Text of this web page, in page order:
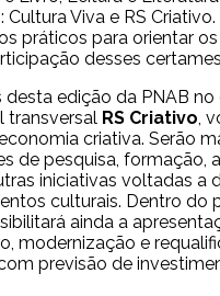
Cultura Viva e RS
práticos para orientar os
desses
desta edição da PNAB no
transversal RS Criativo,
criativa. Serão
de pesquisa, formação,
iniciativas voltadas a
culturais. Dentro do
ainda a
modernização e
previsão de